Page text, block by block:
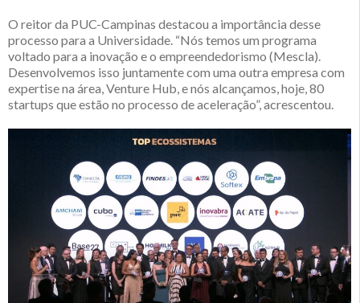
O reitor da PUC-Campinas destacou a importância desse
processo para a Universidade. “Nós temos um programa
voltado para a inovação e o empreendedorismo (Mescla).
Desenvolvemos isso juntamente com uma outra empresa com
expertise na área, Venture Hub, e nós alcançamos, hoje, 80
startups que estão no processo de aceleração”, acrescentou.